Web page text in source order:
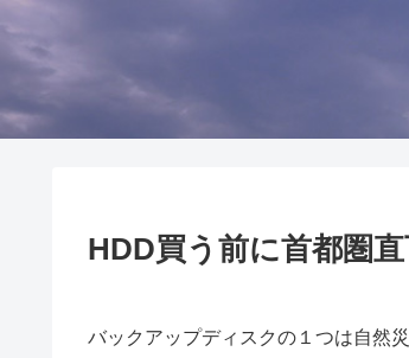
HDD買う前に首都圏
バックアップディスクの１つは自然